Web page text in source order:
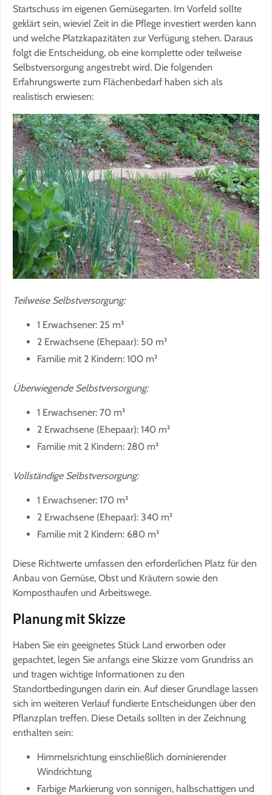
Startschuss im eigenen Gemüsegarten. Im Vorfeld sollte
geklärt sein, wieviel Zeit in die Pflege investiert werden kann
und welche Platzkapazitäten zur Verfügung stehen. Daraus
folgt die Entscheidung, ob eine komplette oder teilweise
Selbstversorgung angestrebt wird. Die folgenden
Erfahrungswerte zum Flächenbedarf haben sich als
realistisch erwiesen:
Teilweise Selbstversorgung:
1 Erwachsener: 25 m²
2 Erwachsene (Ehepaar): 50 m²
Familie mit 2 Kindern: 100 m²
Überwiegende Selbstversorgung:
1 Erwachsener: 70 m²
2 Erwachsene (Ehepaar): 140 m²
Familie mit 2 Kindern: 280 m²
Vollständige Selbstversorgung:
1 Erwachsener: 170 m²
2 Erwachsene (Ehepaar): 340 m²
Familie mit 2 Kindern: 680 m²
Diese Richtwerte umfassen den erforderlichen Platz für den
Anbau von Gemüse, Obst und Kräutern sowie den
Komposthaufen und Arbeitswege.
Planung mit Skizze
Haben Sie ein geeignetes Stück Land erworben oder
gepachtet, legen Sie anfangs eine Skizze vom Grundriss an
und tragen wichtige Informationen zu den
Standortbedingungen darin ein. Auf dieser Grundlage lassen
sich im weiteren Verlauf fundierte Entscheidungen über den
Pflanzplan treffen. Diese Details sollten in der Zeichnung
enthalten sein:
Himmelsrichtung einschließlich dominierender
Windrichtung
Farbige Markierung von sonnigen, halbschattigen und